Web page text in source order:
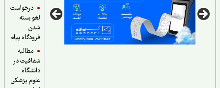
درخواست
لغو بسته
شدن
فرودگاه پیام
مطالبه
شفافیت در
دانشگاه
علوم پزشکی